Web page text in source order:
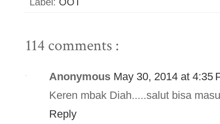
114 comments :
Anonymous May 30, 2014 at 4:35
Keren mbak Diah.....salut bisa
Reply